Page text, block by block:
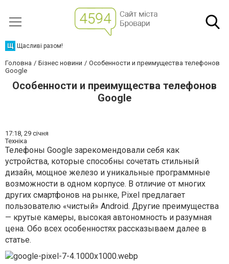
Щ Щасливі разом!
Головна Бізнес новини
Особенности и преимущества телефонов
Google
Особенности и преимущества телефонов
Google
17:18, 29 січня
Техніка
Телефоны Google зарекомендовали себя как
устройства, которые способны сочетать стильный
дизайн, мощное железо и уникальные программные
возможности в одном корпусе. В отличие от многих
других смартфонов на рынке, Pixel предлагает
пользователю «чистый» Android. Другие преимущества
— крутые камеры, высокая автономность и разумная
цена. Обо всех особенностях рассказываем далее в
статье.